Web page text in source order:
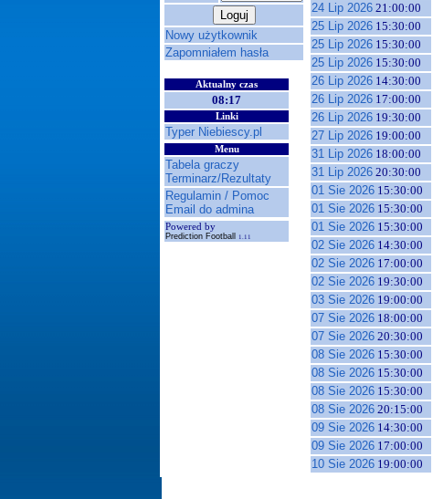
Nowy użytkownik
Zapomniałem hasła
Aktualny czas
08:17
Linki
Typer Niebiescy.pl
Menu
Tabela graczy
Terminarz/Rezultaty
Regulamin / Pomoc
Email do admina
Powered by
Prediction Football 1.11
24 Lip 2026 21:00:00
25 Lip 2026 15:30:00
25 Lip 2026 15:30:00
25 Lip 2026 15:30:00
26 Lip 2026 14:30:00
26 Lip 2026 17:00:00
26 Lip 2026 19:30:00
27 Lip 2026 19:00:00
31 Lip 2026 18:00:00
31 Lip 2026 20:30:00
01 Sie 2026 15:30:00
01 Sie 2026 15:30:00
01 Sie 2026 15:30:00
02 Sie 2026 14:30:00
02 Sie 2026 17:00:00
02 Sie 2026 19:30:00
03 Sie 2026 19:00:00
07 Sie 2026 18:00:00
07 Sie 2026 20:30:00
08 Sie 2026 15:30:00
08 Sie 2026 15:30:00
08 Sie 2026 15:30:00
08 Sie 2026 20:15:00
09 Sie 2026 14:30:00
09 Sie 2026 17:00:00
10 Sie 2026 19:00:00